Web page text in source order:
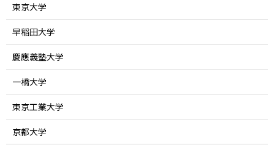
東京大学
早稲田大学
慶應義塾大学
一橋大学
東京工業大学
京都大学